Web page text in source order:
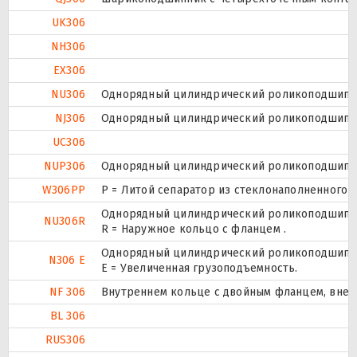
UK306
NH306
EX306
NU306
Однорядный цилиндрический
NJ306
Однорядный цилиндрический
UC306
NUP306
Однорядный цилиндрический
W306PP
P = Литой сепаратор из
NU306R
Однорядный цилиндрический
R = Наружное кольцо с фланцем .
N306 E
Однорядный цилиндрический
Е = Увеличенная грузоподъемность.
NF 306
Внутреннем кольце с двойным фланцем,
BL 306
RUS306